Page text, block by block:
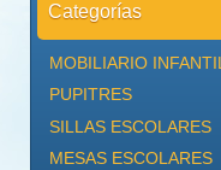
Categorías
MOBILIARIO INFANTIL
PUPITRES
SILLAS ESCOLARES
MESAS ESCOLARES